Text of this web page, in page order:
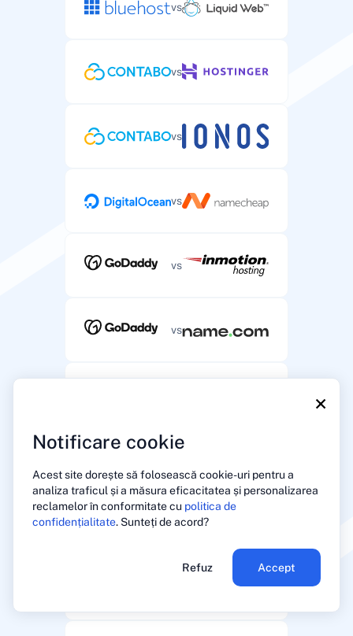
×
Notificare cookie
Acest site dorește să folosească cookie-uri pentru a
analiza traficul și a măsura eficacitatea și personalizarea
reclamelor în conformitate cu politica de
confidențialitate. Sunteți de acord?
Refuz Accept
vs
vs
vs
vs
vs
vs
vs